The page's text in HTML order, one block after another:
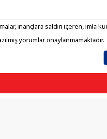
inançlara saldırı içeren, imla
yorumlar onaylanmamaktadır.